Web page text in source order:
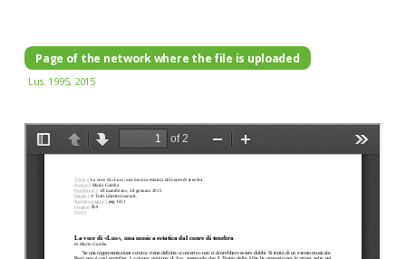
Page of the network where the file is uploaded
Lus. 1995, 2015